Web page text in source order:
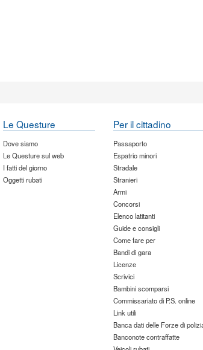
Le Questure
Dove siamo
Le Questure sul web
I fatti del giorno
Oggetti rubati
Per il cittadino
Passaporto
Espatrio minori
Stradale
Stranieri
Armi
Concorsi
Elenco latitanti
Guide e consigli
Come fare per
Bandi di gara
Licenze
Scrivici
Bambini scomparsi
Commissariato di P.S. online
Link utili
Banca dati delle Forze di
Banconote contraffatte